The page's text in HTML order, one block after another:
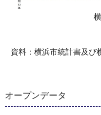
資料：横浜市統計書及
オープンデータ